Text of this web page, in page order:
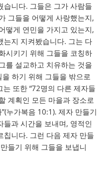
습니다. 그들은 그가 사람들
그들을 어떻게 사랑했는지,
떻게 연민을 가지고 있는지,
는지 지켜봤습니다. 그는 다
시키기 위해 그들을 코칭하
를 설교하고 치유하는 것을
하기 위해 그들을 밖으로
또한 “72명의 다른 제자들
계획인 모든 마을과 장소로
누가복음 10:1). 제자 만들기
들과 시간을 보내며, 영적인
칩니다. 그런 다음 제자 만들
들기 위해 그들을 보냅니